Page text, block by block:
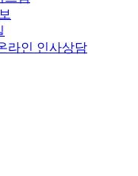
라인 인사상담